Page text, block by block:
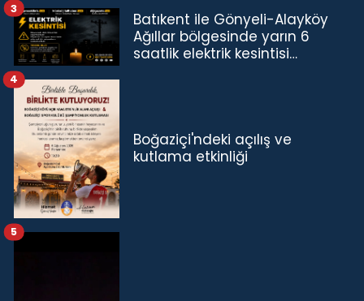
Batıkent ile Gönyeli-Alayköy
Ağıllar bölgesinde yarın 6
saatlik elektrik kesintisi…
3
Boğaziçi'ndeki açılış ve
kutlama etkinliği
4
5